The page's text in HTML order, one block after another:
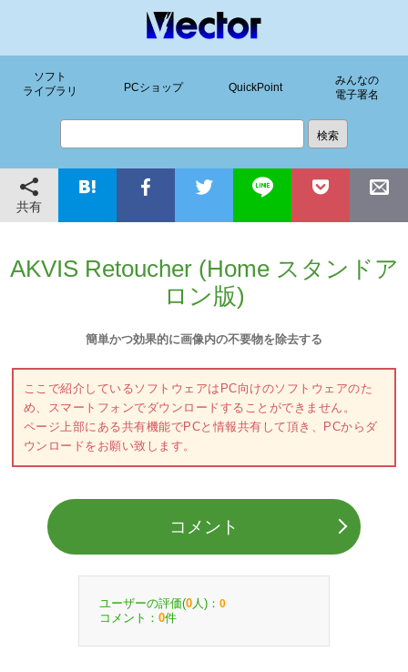
ソフト
ライブラリ
PCショップ QuickPoint
みんなの
電子署名
共有
AKVIS Retoucher (Home スタンドア
ロン版)
簡単かつ効果的に画像内の不要物を除去する
ここで紹介しているソフトウェアはPC向けのソフトウェアのた
め、スマートフォンでダウンロードすることができません。
ページ上部にある共有機能でPCと情報共有して頂き、PCからダ
ウンロードをお願い致します。
コメント
ユーザーの評価(0 人)： 0
コメント： 0件